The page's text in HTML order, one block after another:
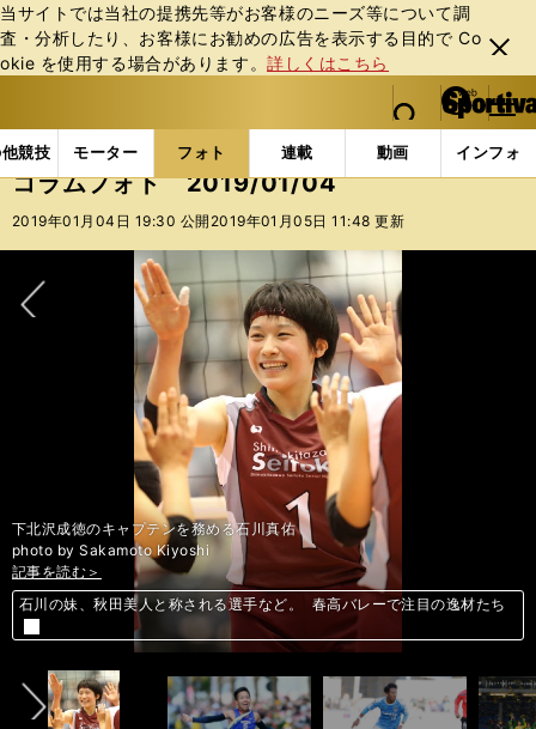
当サイトでは当社の提携先等がお客様のニーズ等について調
査・分析したり、お客様にお勧めの広告を表⽰する⽬的で Co
okie を使⽤する場合があります。詳しくはこちら
閉じ
る
web Sportiva (webスポルティーバ)
検索
マイペ
ー
ジ
メニュ
競技 モーター フォト 連載 動画 インフォ
b
ス
ポ
ル
ー
バ
フォトギャラリー コラムフォト コラムフォト
コラムフォト 2019/01/04
2019年01月04日 19:30 公開 2019年01月05日 11:48 更新
下北沢成徳のキャプテンを務める石川真佑
photo by Sakamoto Kiyoshi
記事を読む＞
石川の妹、秋田美人と称される選手など。 春高バレーで注目の逸材たち
記事を読む＞
自主性の尊重と組織改革で箱根駅伝Ｖ。 東海大の黄金時代が幕を開けた
記事を読む＞
2019年シーズンは「恩返しの１年」 と語る、ジュビロ名波監督の覚悟
記事を読む＞
女子サッカー３冠達成。 ベレーザが追求する理想のスタイルは超難解だ
記事を読む＞
明け４歳世代がやっぱ強いのか。 東西の金杯でおいしく乾杯できる４頭
記事を読む＞
丸佳浩が抜けた穴をどう埋めるか。 広島が「危機」を4連覇に変える術
記事を読む＞
Ｊ内定２人に加え、青森山田の強さを 象徴するレフティー・カルテット
前へ